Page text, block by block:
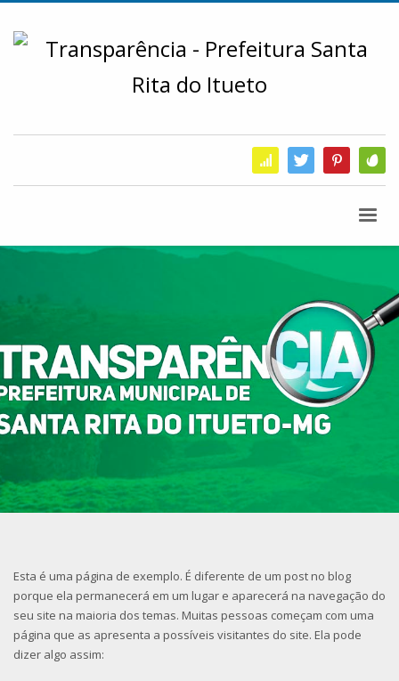
Esta é uma página de exemplo. É diferente de um post no blog
porque ela permanecerá em um lugar e aparecerá na navegação do
seu site na maioria dos temas. Muitas pessoas começam com uma
página que as apresenta a possíveis visitantes do site. Ela pode
dizer algo assim: